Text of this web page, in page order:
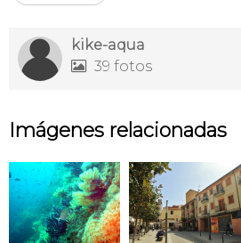
kike-aqua
 39 fotos
Imágenes relacionadas